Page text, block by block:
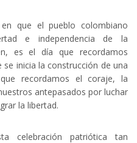
que el pueblo colombiano
e independencia de la
es el día que recordamos
inicia la construcción de una
recordamos el coraje, la
antepasados por luchar
la libertad.
celebración patriótica tan